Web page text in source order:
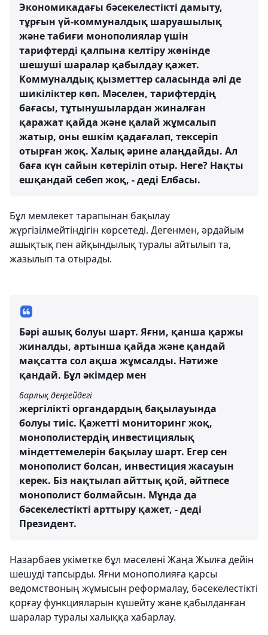
Экономикадағы бәсекелестікті дамыту,
тұрғын үй-коммуналдық шаруашылық
және табиғи монополиялар үшін
тарифтерді қалпына келтіру жөнінде
шешуші шаралар қабылдау қажет.
Коммуналдық қызметтер саласында әлі де
шикіліктер көп. Мәселен, тарифтердің
бағасы, тұтынушылардан жиналған
қаражат қайда және қалай жұмсалып
жатыр, оны ешкім қадағалап, тексеріп
отырған жоқ. Халық әрине алаңдайды. Ал
баға күн сайын көтеріліп отыр. Неге? Нақты
ешқандай себеп жоқ, - деді Елбасы.
Бұл мемлекет тарапынан бақылау
жүргізілмейтіндігін көрсетеді. Дегенмен, әрдайым
ашықтық пен айқындылық туралы айтылып та,
жазылып та отырады.
Бәрі ашық болуы шарт. Яғни, қанша қаржы
жиналды, артынша қайда және қандай
мақсатта сол ақша жұмсалды. Нәтиже
қандай. Бұл әкімдер мен
барлық деңгейдегі
жергілікті органдардың бақылауында
болуы тиіс. Қажетті мониторинг жоқ,
монополистердің инвестициялық
міндеттемелерін бақылау шарт. Егер сен
монополист болсан, инвестиция жасауын
керек. Біз нақтылап айттық қой, әйтпесе
монополист болмайсын. Мұнда да
бәсекелестікті арттыру қажет, - деді
Президент.
Назарбаев укіметке бұл мәселені Жаңа Жылға дейін
шешуді тапсырды. Яғни монополияға қарсы
ведомствоның жұмысын реформалау, бәсекелестікті
қорғау функцияларын күшейту және қабылданған
шаралар туралы халыққа хабарлау.